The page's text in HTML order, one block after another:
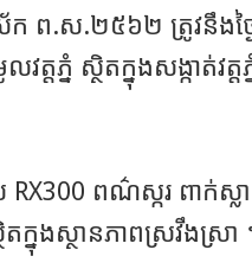
ព.ស.២៥៦២ ត្រូវនឹងថ្ង
តភ្នំ ស្ថិតក្នុងសង្កាត់វត្
ពណ៌ស្ករ ពាក់ស្ល
ក្នុងស្ថានភាពស្រវឹងស្រា